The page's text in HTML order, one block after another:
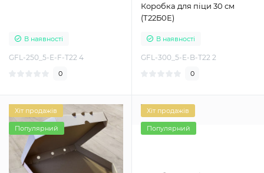
В наявності
GFL-250_5-E-F-T22 4
0
Коробка для піци 30 см
(Т22Б0Е)
В наявності
GFL-300_5-E-B-T22 2
0
Хіт продажів
Популярний
Хіт продажів
Популярний